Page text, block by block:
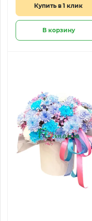
Купить в 1 клик
В корзину